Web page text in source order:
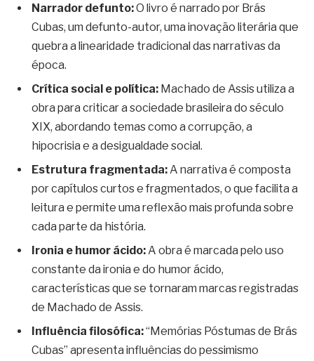
Narrador defunto:O livro é narrado por Brás
Cubas, um defunto-autor, uma inovação literária que
quebra a linearidade tradicional das narrativas da
época.
Crítica social e política: Machado de Assis utiliza a
obra para criticar a sociedade brasileira do século
XIX, abordando temas como a corrupção, a
hipocrisia e a desigualdade social.
Estrutura fragmentada: A narrativa é composta
por capítulos curtos e fragmentados, o que facilita a
leitura e permite uma reflexão mais profunda sobre
cada parte da história.
Ironia e humor ácido: A obra é marcada pelo uso
constante da ironia e do humor ácido,
características que se tornaram marcas registradas
de Machado de Assis.
Influência filosófica:“Memórias Póstumas de Brás
Cubas” apresenta influências do pessimismo